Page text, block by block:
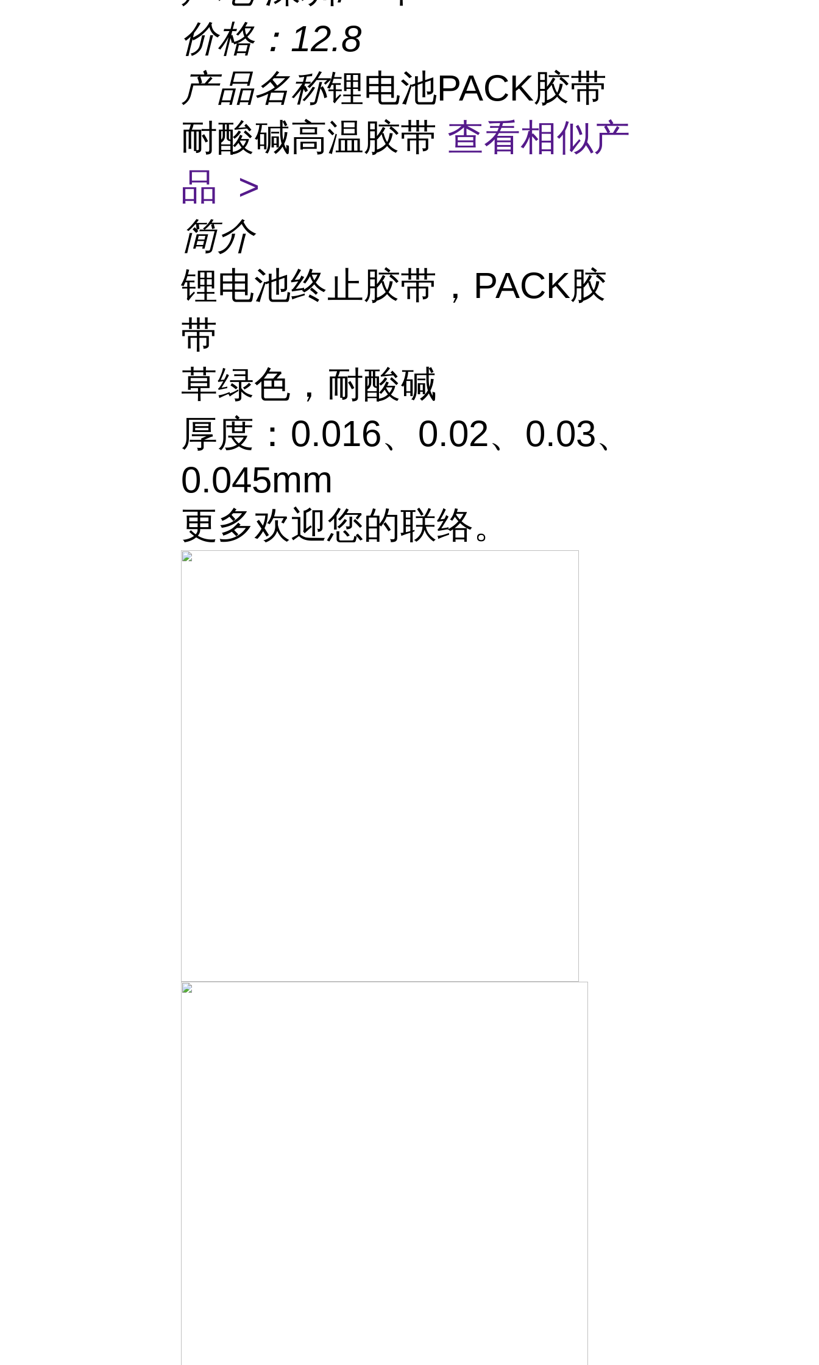
价格： 12.8
产品名称锂电池PACK胶带
耐酸碱高温胶带 查看相似产
品 >
简介
锂电池终止胶带，PACK胶
带
草绿色，耐酸碱
厚度：0.016、0.02、0.03、
0.045mm
更多欢迎您的联络。